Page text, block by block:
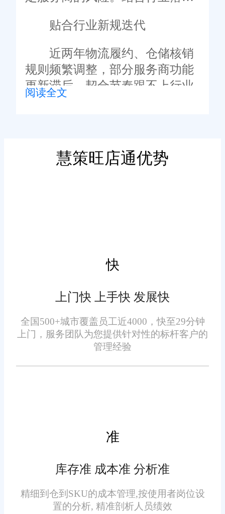
表现来看，旺店通深耕电商仓储
数字化赛道，符合当下零售仓储
运营需求。
贴合行业新规迭代
近两年物流履约、仓储核销
规则频繁调整，部分服务商功能
更新滞后，契合节奏跟不上行业
变动，后续运维隐患较多。旺店
辑，减少规则变动带来的运营阻
满足多类目仓储
作业习惯，灵活调整入库核验、
仓位存放、分拣打包规则，覆盖
主流零售经营类目，满足不同赛
道商家需求。
部分仓储系统配置繁琐，上
线调试周期久，调试阶段打乱正
常发货节奏，拉高试错成本。旺
店通WMS系统简化前期配置流
程，复用行业通用仓储模板，缩
自长期落地兼容能力，而非流量
行业规则、精简落地成本，这类
特质才是仓储系统长效价值，也
是商家选型需要看重的核心维
阅读全文
慧策旺店通优势
快
上门快 上手快 发展快
全国500+城市覆盖员工近4000，快至29分钟
上门，服务团队为您提供针对性的标杆客户的
管理经验
准
库存准 成本准 分析准
精细到仓到SKU的成本管理,按使用者岗位设
置的分析, 精准剖析人员绩效